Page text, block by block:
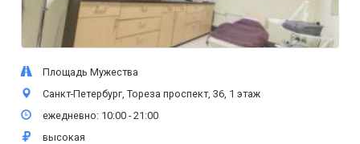
Площадь Мужества
Санкт-Петербург, Тореза проспект, 36, 1 этаж
ежедневно: 10:00 - 21:00
высокая